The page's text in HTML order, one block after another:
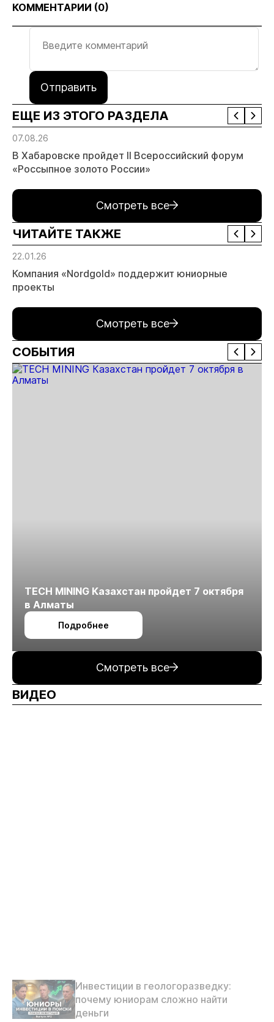
КОММЕНТАРИИ (0)
Отправить
ЕЩЕ ИЗ ЭТОГО РАЗДЕЛА
07.08.26
В Хабаровске пройдет II Всероссийский форум
«Россыпное золото России»
Смотреть все
ЧИТАЙТЕ ТАКЖЕ
22.01.26
Компания «Nordgold» поддержит юниорные
проекты
Смотреть все
СОБЫТИЯ
TECH MINING Казахстан пройдет 7 октября
в Алматы
Подробнее
Смотреть все
ВИДЕО
Инвестиции в геологоразведку:
почему юниорам сложно найти
деньги